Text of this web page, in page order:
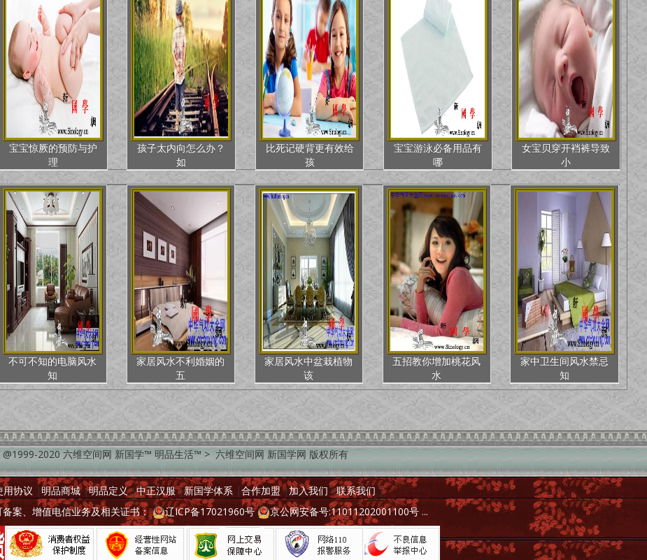
宝宝惊厥的预防与护
理
孩子太内向怎么办？
如
比死记硬背更有效给
孩
宝宝游泳必备用品有
哪
女宝贝穿开裆裤导致
小
不可不知的电脑风水
知
家居风水不利婚姻的
五
家居风水中盆栽植物
该
五招教你增加桃花风
水
家中卫生间风水禁忌
知
@1999-2020 六维空间网 新国学™ 明品生活™ > 六维空间网 新国学网 版权所有
用协议 | 明品商城|明品定义|中正汉服|新国学体系 |合作加盟|加入我们|联系我们|
备案、增值电信业务及相关证书： 辽ICP备17021960号 京公网安备号:11011202001100号...